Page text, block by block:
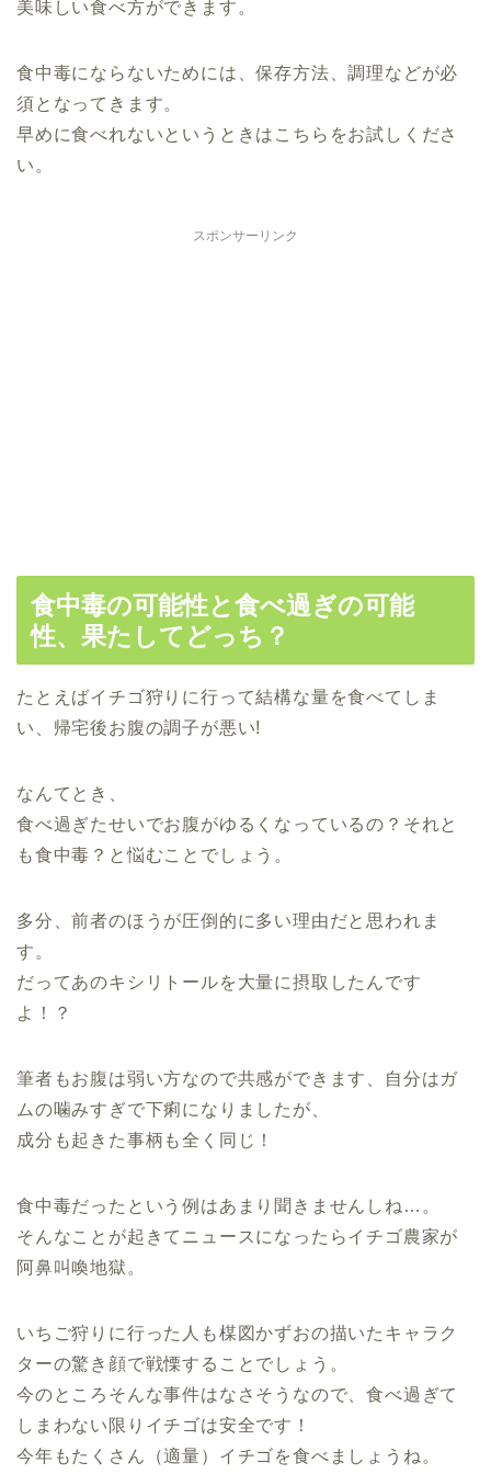
美味しい食べ方ができます。
食中毒にならないためには、保存方法、調理などが必
須となってきます。
早めに食べれないというときはこちらをお試しくださ
い。
スポンサーリンク
食中毒の可能性と食べ過ぎの可能
性、果たしてどっち？
たとえばイチゴ狩りに行って結構な量を食べてしま
い、帰宅後お腹の調子が悪い!
なんてとき、
食べ過ぎたせいでお腹がゆるくなっているの？それと
も食中毒？と悩むことでしょう。
多分、前者のほうが圧倒的に多い理由だと思われま
す。
だってあのキシリトールを大量に摂取したんです
よ！？
筆者もお腹は弱い方なので共感ができます、自分はガ
ムの噛みすぎで下痢になりましたが、
成分も起きた事柄も全く同じ！
食中毒だったという例はあまり聞きませんしね…。
そんなことが起きてニュースになったらイチゴ農家が
阿鼻叫喚地獄。
いちご狩りに行った人も楳図かずおの描いたキャラク
ターの驚き顔で戦慄することでしょう。
今のところそんな事件はなさそうなので、食べ過ぎて
しまわない限りイチゴは安全です！
今年もたくさん（適量）イチゴを食べましょうね。